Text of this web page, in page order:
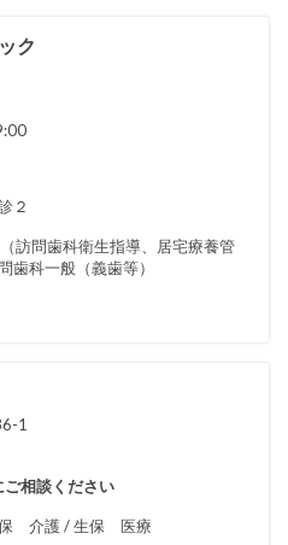
ク
２
訪問歯科衛生指導、居宅療養管
歯科一般（義歯等）
1
ご相談ください
保 介護 / 生保 医療